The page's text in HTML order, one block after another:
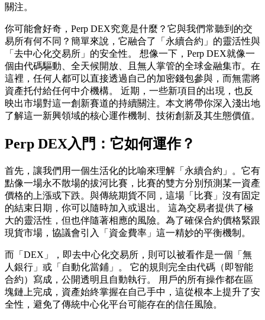
關注。
你可能會好奇，Perp DEX究竟是什麼？它與我們常聽到的交
易所有何不同？簡單來說，它融合了「永續合約」的靈活性與
「去中心化交易所」的安全性。 想像一下，Perp DEX就像一
個由代碼驅動、全天候開放、且無人掌管的全球金融集市。在
這裡，任何人都可以直接透過自己的加密錢包參與，而無需將
資產托付給任何中介機構。 近期，一些新項目的出現，也反
映出市場對這一創新賽道的持續關注。本文將帶你深入淺出地
了解這一新興領域的核心運作機制、技術創新及其生態價值。
Perp DEX入門：它如何運作？
首先，讓我們用一個生活化的比喻來理解「永續合約」。它有
點像一場永不散場的拔河比賽，比賽的雙方分別預測某一資產
價格的上漲或下跌。與傳統期貨不同，這場「比賽」沒有固定
的結束日期，你可以隨時加入或退出。 這為交易者提供了極
大的靈活性，但也伴隨著相應的風險。為了確保合約價格緊跟
現貨市場，協議會引入「資金費率」這一精妙的平衡機制。
而「DEX」，即去中心化交易所，則可以被看作是一個「無
人銀行」或「自動化當鋪」。 它的規則完全由代碼（即智能
合約）寫成，公開透明且自動執行。 用戶的所有操作都在區
塊鏈上完成，資產始終掌握在自己手中，這從根本上提升了安
全性，避免了傳統中心化平台可能存在的信任風險。